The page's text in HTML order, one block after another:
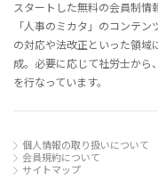
スタートした無料の会員制情
「人事のミカタ」のコンテ
の対応や法改正といった領域
成。必要に応じて社労士から
を行なっています。
個人情報の取り扱いについて
会員規約について
サイトマップ